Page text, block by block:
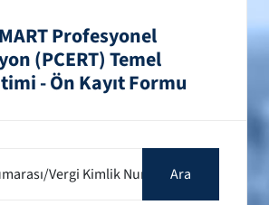
Profesyonel
(PCERT) Temel
- Ön Kayıt Formu
Vergi Kimlik NumarasıAra